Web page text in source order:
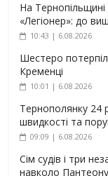
На Тернопільщині
«Легіонер»: до
10:43 | 6.08.2026
Шестеро
Кременці
10:01 | 6.08.2026
Тернополянку 24
швидкості та
09:09 | 6.08.2026
Сім судів і три
навколо